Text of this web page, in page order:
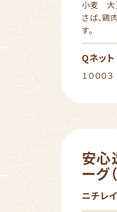
小麦 大
さば、鶏
す。
Qネッ
１０００
安心
ーグ
ニチレ